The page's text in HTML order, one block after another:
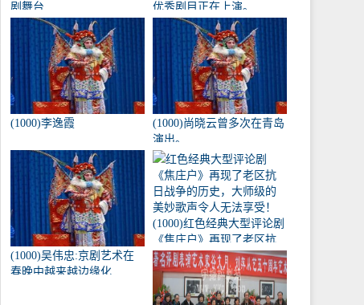
剧舞台
优秀剧目正在上演。
(1000)李逸霞
(1000)尚晓云曾多次在青岛
演出。
(1000)吴伟忠:京剧艺术在
春晚中越来越边缘化
(1000)红色经典大型评论剧
《焦庄户》再现了老区抗
日战争的历史，大师级的
美妙歌声令人无法享受！